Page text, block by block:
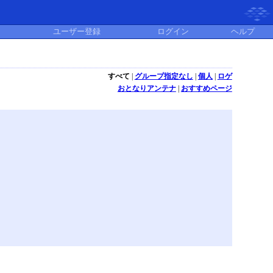
ユーザー登録 ログイン ヘルプ
すべて グループ指定なし 個人
ロゲ
おとなりアンテナ| おすすめページ